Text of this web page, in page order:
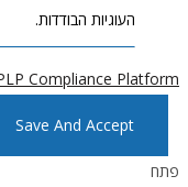
העוגיות הבודדות.
Compliance Platform
Save And Accept
פתח